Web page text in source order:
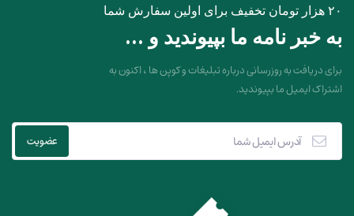
۲۰ هزار تومان تخفیف برای اولین سفارش شما
به خبر نامه ما بپیوندید و ...
برای دریافت به روزرسانی درباره تبلیغات و کوپن ها ، اکنون به
اشتراک ایمیل ما بپیوندید.